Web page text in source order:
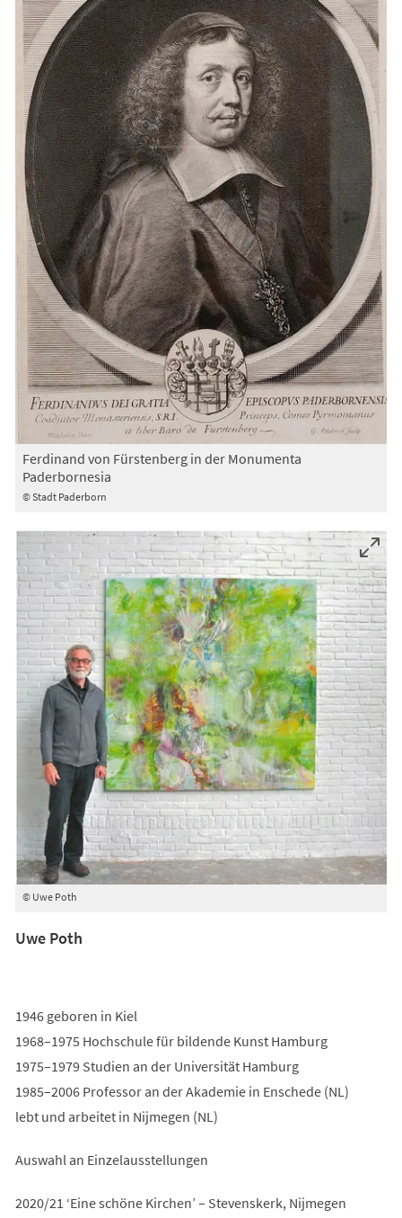
© Stadt Paderborn
Ferdinand von Fürstenberg in der Monumenta
Paderbornesia
© Uwe Poth
Uwe Poth
1946 geboren in Kiel
1968–1975 Hochschule für bildende Kunst Hamburg
1975–1979 Studien an der Universität Hamburg
1985–2006 Professor an der Akademie in Enschede (NL)
lebt und arbeitet in Nijmegen (NL)
Auswahl an Einzelausstellungen
2020/21 ‘Eine schöne Kirchen’ – Stevenskerk, Nijmegen